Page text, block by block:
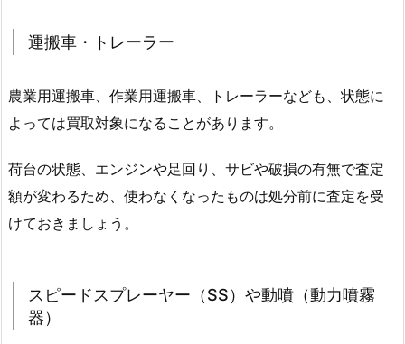
運搬車・トレーラー
農業用運搬車、作業用運搬車、トレーラーなども、状態に
よっては買取対象になることがあります。
荷台の状態、エンジンや足回り、サビや破損の有無で査定
額が変わるため、使わなくなったものは処分前に査定を受
けておきましょう。
スピードスプレーヤー（SS）や動噴（動力噴霧
器）